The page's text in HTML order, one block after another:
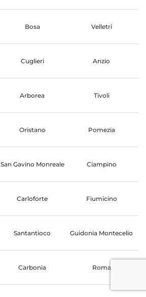
Bosa Velletri
Cuglieri Anzio
Arborea Tivoli
Oristano Pomezia
San Gavino Monreale Ciampino
Carloforte Fiumicino
Santantioco Guidonia Montecelio
Carbonia Roma